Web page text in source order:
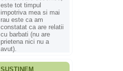
este tot timpul
impotriva mea si mai
rau este ca am
constatat ca are relatii
cu barbati (nu are
prietena nici nu a
avut).
SUSȚINEM